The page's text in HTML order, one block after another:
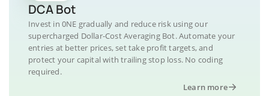
DCA Bot
Invest in 0NE gradually and reduce risk using our
supercharged Dollar-Cost Averaging Bot. Automate your
entries at better prices, set take profit targets, and
protect your capital with trailing stop loss. No coding
required.
Learn more